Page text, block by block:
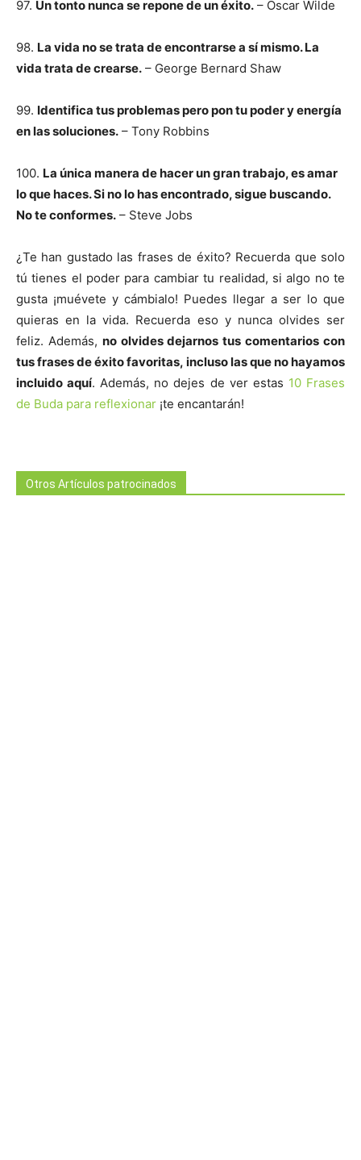
97. Un tonto nunca se repone de un éxito. – Oscar Wilde
98. La vida no se trata de encontrarse a sí mismo. La
vida trata de crearse. – George Bernard Shaw
99. Identifica tus problemas pero pon tu poder y energía
en las soluciones. – Tony Robbins
100. La única manera de hacer un gran trabajo, es amar
lo que haces. Si no lo has encontrado, sigue buscando.
No te conformes. – Steve Jobs
¿Te han gustado las frases de éxito? Recuerda que solo
tú tienes el poder para cambiar tu realidad, si algo no te
gusta ¡muévete y cámbialo! Puedes llegar a ser lo que
quieras en la vida. Recuerda eso y nunca olvides ser
feliz. Además, no olvides dejarnos tus comentarios con
tus frases de éxito favoritas, incluso las que no hayamos
incluido aquí. Además, no dejes de ver estas 10 Frases
de Buda para reflexionar ¡te encantarán!
Otros Artículos patrocinados